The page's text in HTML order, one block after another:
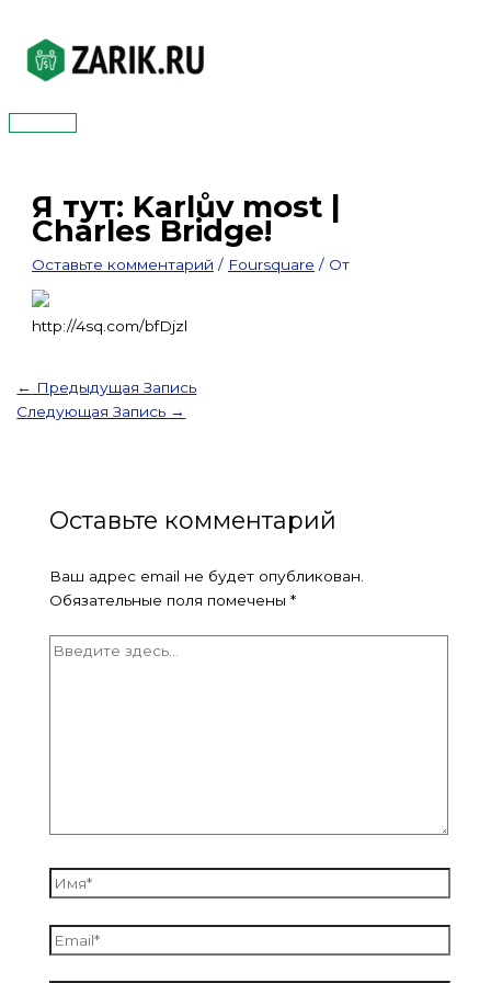
содержимому
Главное
Я тут: Karlův most |
Charles Bridge!
Оставьте комментарий / Foursquare / От
http://4sq.com/bfDjzl
← Предыдущая Запись
Следующая Запись →
Оставьте комментарий
Ваш адрес email не будет опубликован.
Обязательные поля помечены *
Введите
Имя*
Email*